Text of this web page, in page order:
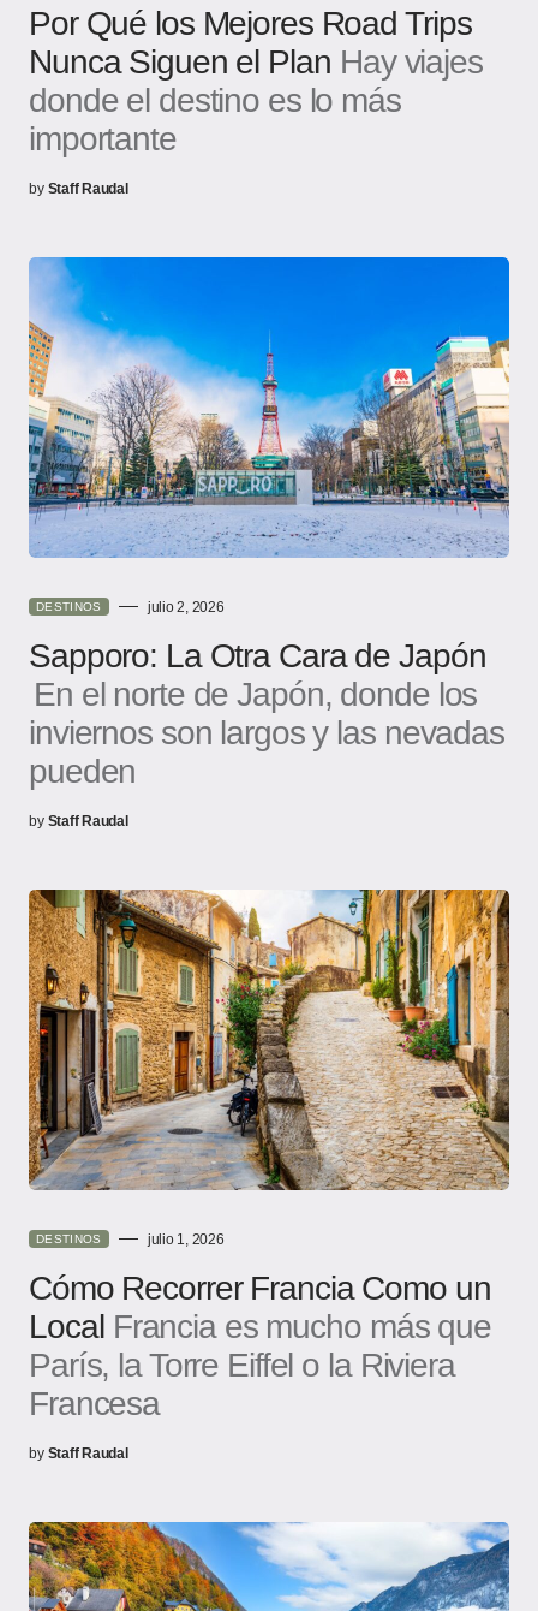
Por Qué los Mejores Road Trips
Nunca Siguen el Plan Hay viajes
donde el destino es lo más
importante
by Staff Raudal
DESTINOS julio 2, 2026
Sapporo: La Otra Cara de Japón
En el norte de Japón, donde los
inviernos son largos y las nevadas
pueden
by Staff Raudal
DESTINOS julio 1, 2026
Cómo Recorrer Francia Como un
Local Francia es mucho más que
París, la Torre Eiffel o la Riviera
Francesa
by Staff Raudal